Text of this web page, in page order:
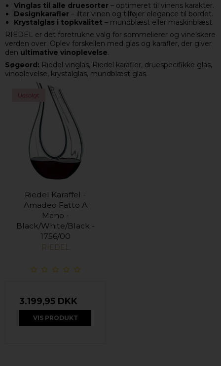
Vinglas til alle druesorter– optimeret til vinens karakter.
Designkarafler– ilter vinen og tilføjer elegance til bordet.
Krystalglas i topkvalitet – mundblæst eller maskinblæst.
RIEDEL er det foretrukne valg for sommelierer og vinelskere
verden over. Oplev forskellen med glas og karafler, der giver
den ultimative vinoplevelse.
Søgeord: Riedel vinglas, Riedel karafler, druespecifikke glas,
vinoplevelse, krystalglas, mundblæst glas.
Udsolgt
Riedel Karaffel -
Amadeo Fatto A
Mano -
Black/White/Black -
1756/00
RIEDEL
3.199,95 DKK
VIS PRODUKT